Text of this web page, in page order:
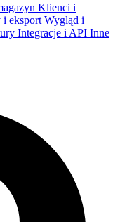
Klienci i
i eksport Wygląd i
Integracje i API Inne